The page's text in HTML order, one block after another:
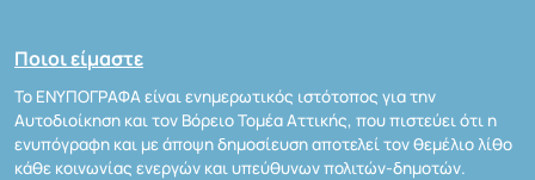
Ποιοι είμαστε
Το ΕΝΥΠΟΓΡΑΦΑ είναι ενημερωτικός ιστότοπος για την
Αυτοδιοίκηση και τον Βόρειο Τομέα Αττικής, που πιστεύει ότι η
ενυπόγραφη και με άποψη δημοσίευση αποτελεί τον θεμέλιο λίθο
κάθε κοινωνίας ενεργών και υπεύθυνων πολιτών-δημοτών.